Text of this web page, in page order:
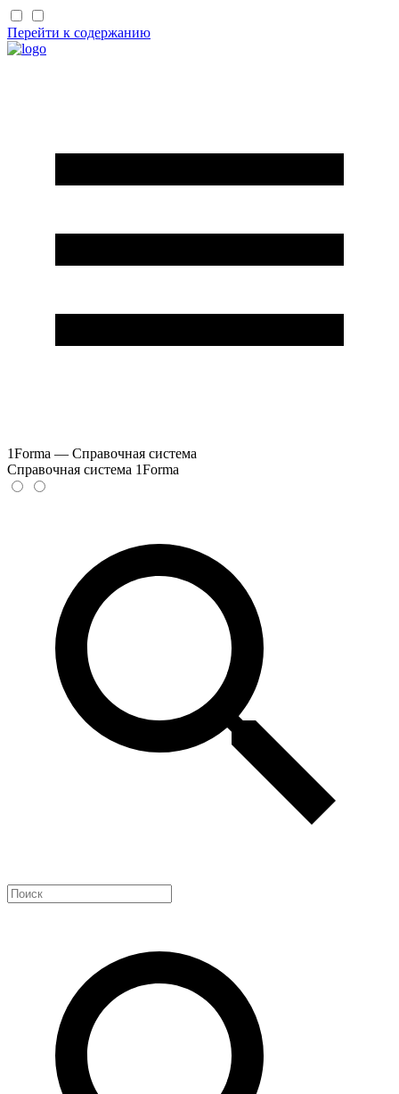
Перейти к содержанию
1Forma — Справочная система
Справочная система 1Forma